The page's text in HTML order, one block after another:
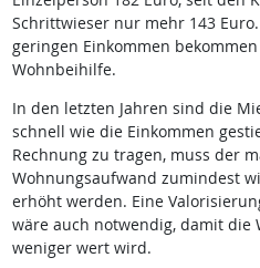
Schrittwieser nur mehr 143
geringen Einkommen
Wohnbeihilfe.
In den letzten Jahren sind die
schnell wie die Einkommen
Rechnung zu tragen, muss der
Wohnungsaufwand zumindest
erhöht werden. Eine
wäre auch notwendig, damit die
weniger wert wird.